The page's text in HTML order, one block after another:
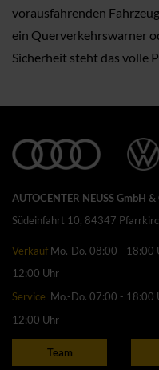
vorausfahrenden
ein Querverkehrswarner
Sicherheit steht das volle
AUTOCENTER NEUSS GmbH &
Südeinfahrt 10, 84347
Verkauf Mo.-Do. 08:00 - 18:00
12:00 Uhr
Service Mo.-Do. 07:00 - 18:00
12:00 Uhr
Team